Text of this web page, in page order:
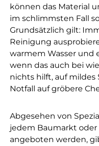
können das Material
im schlimmsten Fall
Grundsätzlich gilt:
Reinigung
warmem Wasser und
wenn das auch bei
nichts hilft, auf
Notfall auf gröbere
Abgesehen von
jedem Baumarkt
angeboten werden,